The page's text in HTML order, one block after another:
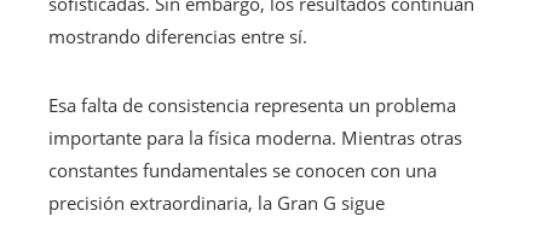
mostrando diferencias entre sí.
Esa falta de consistencia representa un problema
importante para la física moderna. Mientras otras
constantes fundamentales se conocen con una
precisión extraordinaria, la Gran G sigue